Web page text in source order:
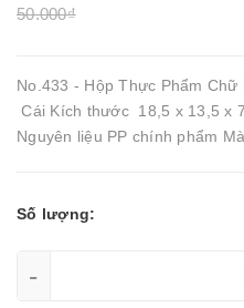
50.000₫
No.433 - Hộp Thực
Cái Kích thước 18,5 x 13,5 x
Nguyên liệu PP chính phẩm
Số lượng:
-